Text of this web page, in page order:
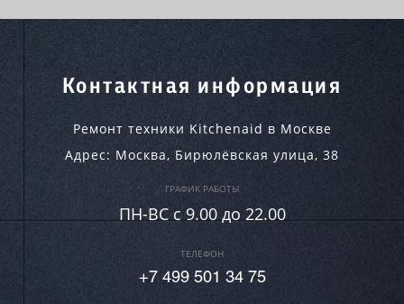
Контактная информация
Ремонт техники Kitchenaid в Москве
Адрес: Москва, Бирюлёвская улица, 38
ГРАФИК РАБОТЫ
ПН-ВC c 9.00 до 22.00
ТЕЛЕФОН
+7 499 501 34 75